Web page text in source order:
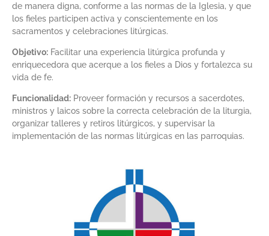
de manera digna, conforme a las normas de la Iglesia, y que
los fieles participen activa y conscientemente en los
sacramentos y celebraciones litúrgicas.
Objetivo: Facilitar una experiencia litúrgica profunda y
enriquecedora que acerque a los fieles a Dios y fortalezca su
vida de fe.
Funcionalidad: Proveer formación y recursos a sacerdotes,
ministros y laicos sobre la correcta celebración de la liturgia,
organizar talleres y retiros litúrgicos, y supervisar la
implementación de las normas litúrgicas en las parroquias.